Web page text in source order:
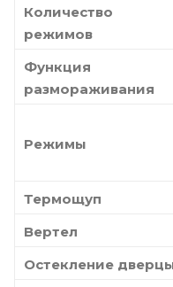
Количество
режимов
Функция
размораживания
Режимы
Термощуп
Вертел
Остекление